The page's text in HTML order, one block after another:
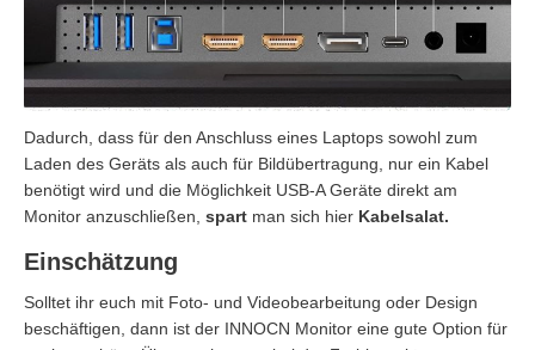
Dadurch, dass für den Anschluss eines Laptops sowohl zum
Laden des Geräts als auch für Bildübertragung, nur ein Kabel
benötigt wird und die Möglichkeit USB-A Geräte direkt am
Monitor anzuschließen, spart man sich hier Kabelsalat.
Einschätzung
Solltet ihr euch mit Foto- und Videobearbeitung oder Design
beschäftigen, dann ist der INNOCN Monitor eine gute Option für